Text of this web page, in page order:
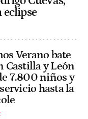
eclipse
Verano bate
Castilla y León
7.800 niños y
hasta la